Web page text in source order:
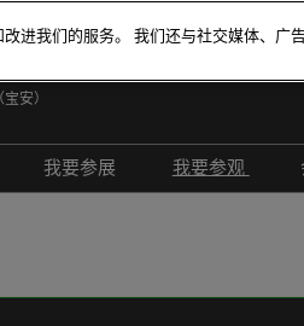
安）
题解答
我要参展
观众范围
我要参观
TAP特邀贵
进我们的服务。 我们还与社交媒体、广